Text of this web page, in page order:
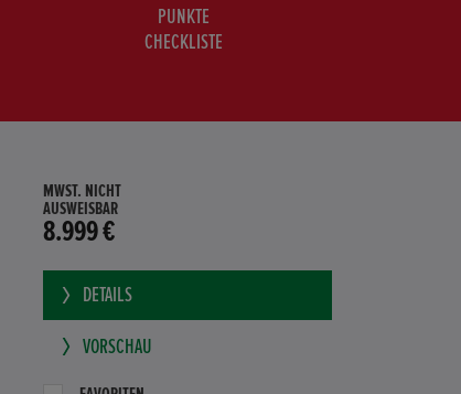
PUNKTE
CHECKLISTE
MWST. NICHT
AUSWEISBAR
8.999 €
DETAILS
VORSCHAU